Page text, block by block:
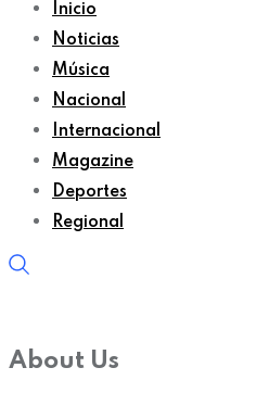
Inicio
Noticias
Música
Nacional
Internacional
Magazine
Deportes
Regional
About Us